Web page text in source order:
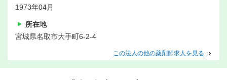
1973年04月
所在地
宮城県名取市大手町6‐2‐4
この法人の他の薬剤師求人を見る